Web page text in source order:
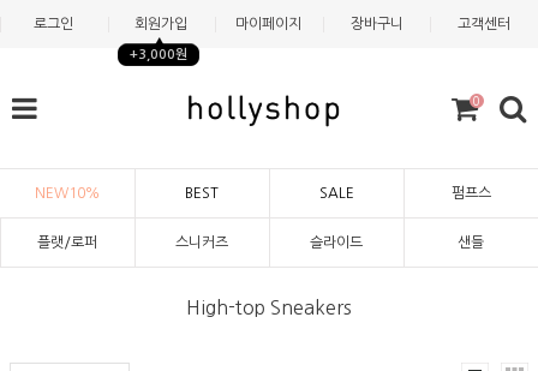
로그인 회원가입
+3,000원
마이페이지 장바구니 고객센터
0
NEW10% BEST SALE 펌프스
플랫/로퍼 스니커즈 슬라이드 샌들
High-top Sneakers